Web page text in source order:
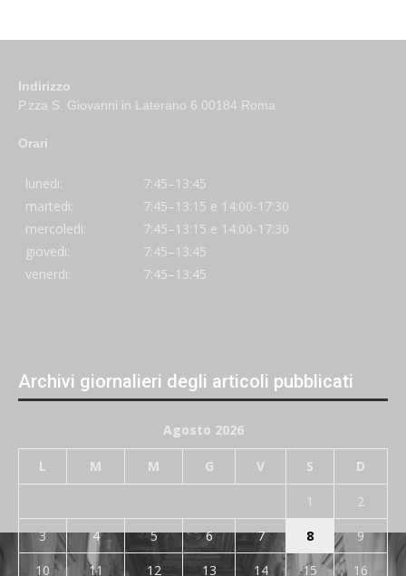
Indirizzo
P.zza S. Giovanni in Laterano 6 00184 Roma
Orari
lunedi:
7:45–13:45
martedi:
7:45–13:15 e 14:00-17:30
mercoledi:
7:45–13:15 e 14:00-17:30
giovedi:
7:45–13:45
venerdi:
7:45–13:45
Archivi giornalieri degli articoli pubblicati
Agosto 2026
L M M G V S D
1
2
3
4 5 6 7 8
9
10
11 12 13 14 15 16